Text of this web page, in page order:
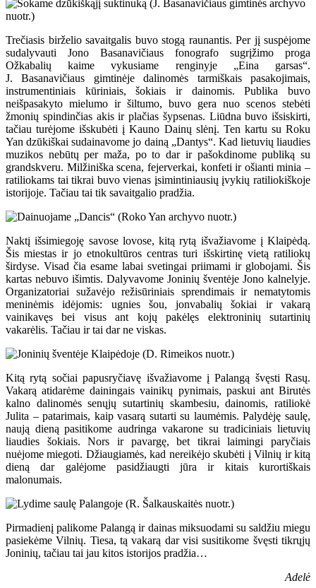
Trečiasis birželio savaitgalis buvo stogą raunantis. Per jį suspėjome
sudalyvauti Jono Basanavičiaus fonografo sugrįžimo proga
Ožkabalių kaime vykusiame renginyje „Eina garsas“.
J. Basanavičiaus gimtinėje dalinomės tarmiškais pasakojimais,
instrumentiniais kūriniais, šokiais ir dainomis. Publika buvo
neišpasakyto mielumo ir šiltumo, buvo gera nuo scenos stebėti
žmonių spindinčias akis ir plačias šypsenas. Liūdna buvo išsiskirti,
tačiau turėjome išskubėti į Kauno Dainų slėnį. Ten kartu su Roku
Yan dzūkiškai sudainavome jo dainą „Dantys“. Kad lietuvių liaudies
muzikos nebūtų per maža, po to dar ir pašokdinome publiką su
grandskveru. Milžiniška scena, fejerverkai, konfeti ir ošianti minia –
ratiliokams tai tikrai buvo vienas įsimintiniausių įvykių ratiliokiškoje
istorijoje. Tačiau tai tik savaitgalio pradžia.
Naktį išsimiegoję savose lovose, kitą rytą išvažiavome į Klaipėdą.
Šis miestas ir jo etnokultūros centras turi išskirtinę vietą ratiliokų
širdyse. Visad čia esame labai svetingai priimami ir globojami. Šis
kartas nebuvo išimtis. Dalyvavome Joninių šventėje Jono kalnelyje.
Organizatoriai sužavėjo režisūriniais sprendimais ir nematytomis
meninėmis idėjomis: ugnies šou, jonvabalių šokiai ir vakarą
vainikavęs bei visus ant kojų pakėlęs elektroninių sutartinių
vakarėlis. Tačiau ir tai dar ne viskas.
Kitą rytą sočiai papusryčiavę išvažiavome į Palangą švęsti Rasų.
Vakarą atidarėme dainingais vainikų pynimais, paskui ant Birutės
kalno dalinomės senųjų sutartinių skambesiu, dainomis, ratiliokė
Julita – patarimais, kaip vasarą sutarti su laumėmis. Palydėję saulę,
naują dieną pasitikome audringa vakarone su tradiciniais lietuvių
liaudies šokiais. Nors ir pavargę, bet tikrai laimingi paryčiais
nuėjome miegoti. Džiaugiamės, kad nereikėjo skubėti į Vilnių ir kitą
dieną dar galėjome pasidžiaugti jūra ir kitais kurortiškais
malonumais.
Pirmadienį palikome Palangą ir dainas miksuodami su saldžiu miegu
pasiekėme Vilnių. Tiesa, tą vakarą dar visi susitikome švęsti tikrųjų
Joninių, tačiau tai jau kitos istorijos pradžia…
Adelė